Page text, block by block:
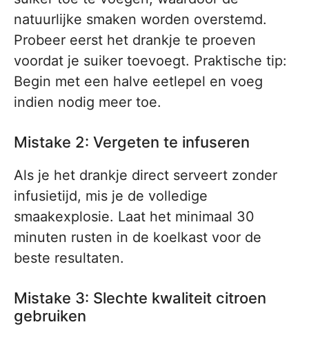
natuurlijke smaken worden overstemd.
Probeer eerst het drankje te proeven
voordat je suiker toevoegt. Praktische tip:
Begin met een halve eetlepel en voeg
indien nodig meer toe.
Mistake 2: Vergeten te infuseren
Als je het drankje direct serveert zonder
infusietijd, mis je de volledige
smaakexplosie. Laat het minimaal 30
minuten rusten in de koelkast voor de
beste resultaten.
Mistake 3: Slechte kwaliteit citroen
gebruiken